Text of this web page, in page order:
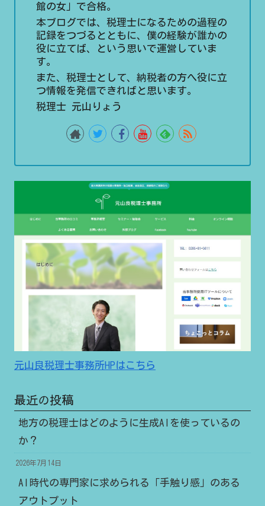
館の女」で合格。
本ブログでは、税理士になるための過程の
記録をつづるとともに、僕の経験が誰かの
役に立てば、という思いで運営していま
す。
また、税理士として、納税者の方へ役に立
つ情報を発信できればと思います。
税理士 元山りょう
元山良税理士事務所HPはこちら
最近の投稿
地方の税理士はどのように生成AIを使っているの
か？
2026年7月14日
AI時代の専門家に求められる「手触り感」のある
アウトプット